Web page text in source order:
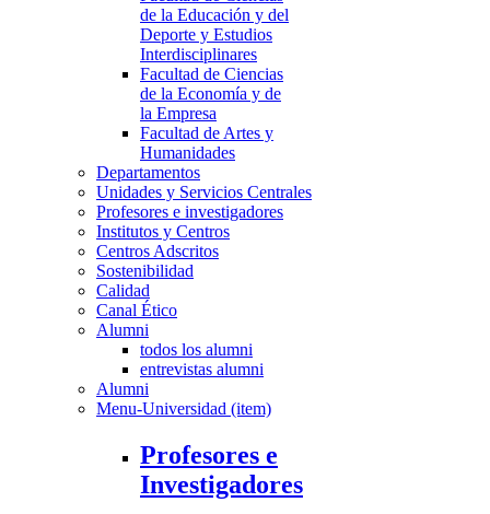
de la Educación y del
Deporte y Estudios
Interdisciplinares
Facultad de Ciencias
de la Economía y de
la Empresa
Facultad de Artes y
Humanidades
Departamentos
Unidades y Servicios Centrales
Profesores e investigadores
Institutos y Centros
Centros Adscritos
Sostenibilidad
Calidad
Canal Ético
Alumni
todos los alumni
entrevistas alumni
Alumni
Menu-Universidad (item)
Profesores e
Investigadores